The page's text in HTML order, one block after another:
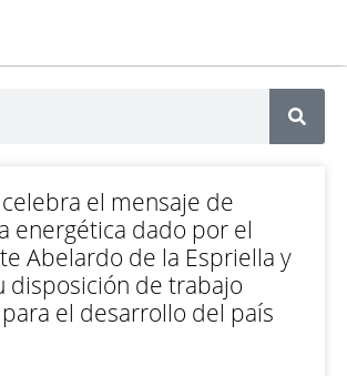
el mensaje de
energética dado por el
Abelardo de la Espriella y
disposición de trabajo
el desarrollo del país